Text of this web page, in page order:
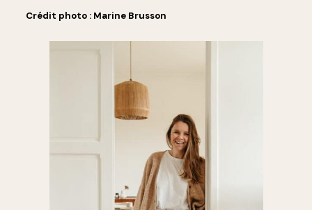
Crédit photo : Marine Brusson